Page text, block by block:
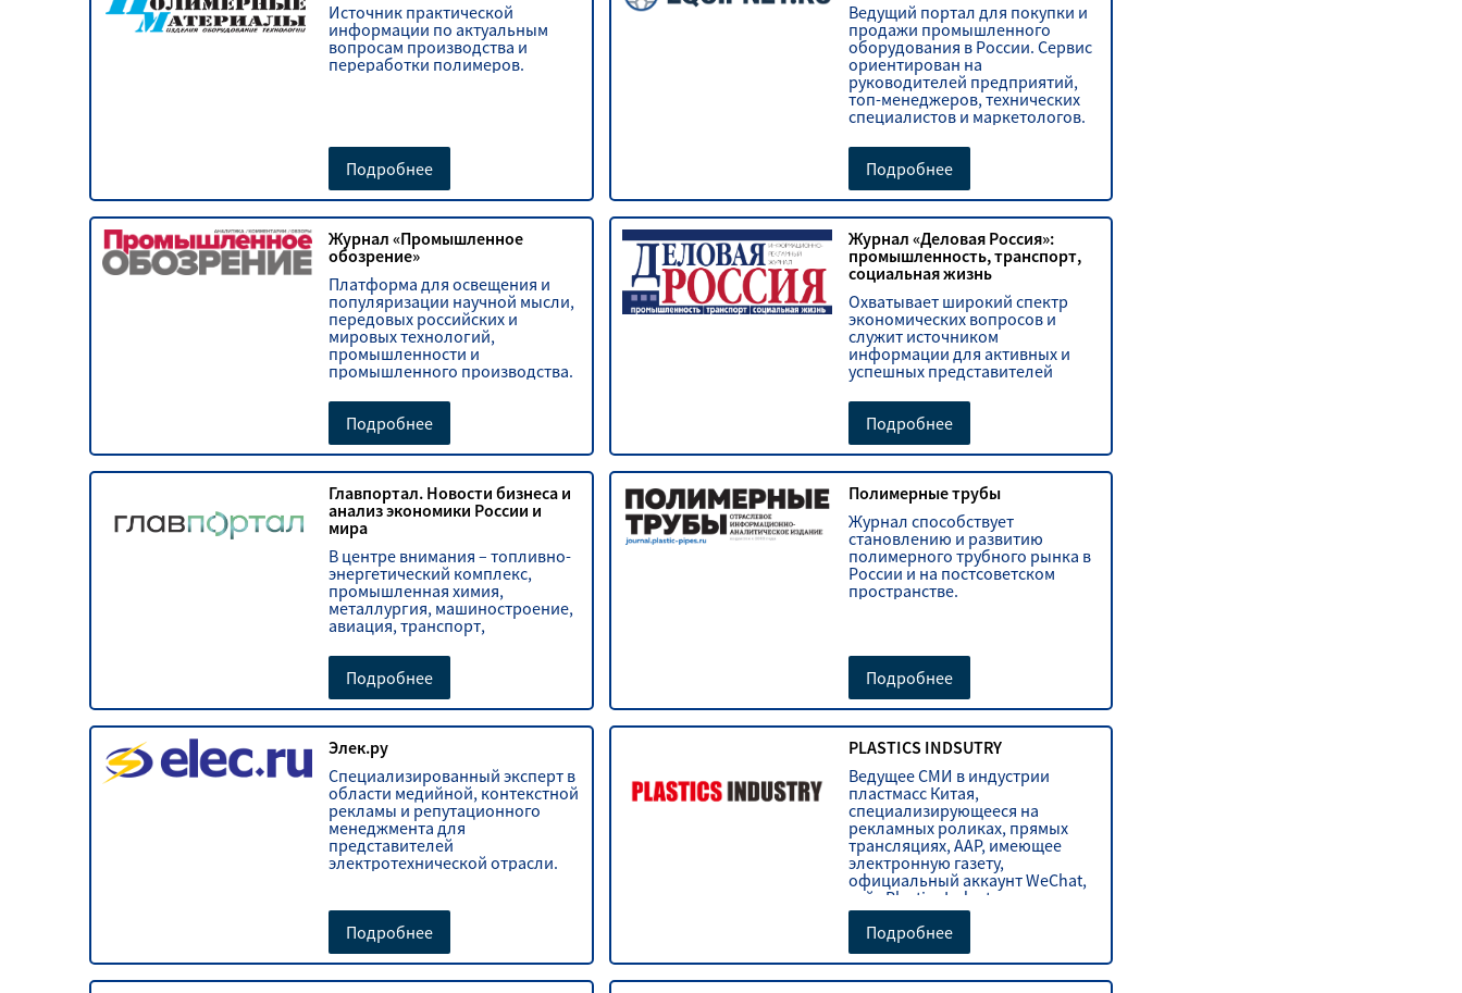
Источник практической
информации по актуальным
вопросам производства и
переработки полимеров.
Подробнее
Ведущий портал для покупки и
продажи промышленного
оборудования в России. Сервис
ориентирован на
руководителей предприятий,
топ-менеджеров, технических
специалистов и маркетологов.
Подробнее
Журнал «Промышленное
обозрение»
Платформа для освещения и
популяризации научной мысли,
передовых российских и
мировых технологий,
промышленности и
промышленного производства.
Подробнее
Журнал «Деловая Россия»:
промышленность, транспорт,
социальная жизнь
Охватывает широкий спектр
экономических вопросов и
служит источником
информации для активных и
успешных представителей
рынка.
Подробнее
Главпортал. Новости бизнеса и
анализ экономики России и
мира
В центре внимания – топливно-
энергетический комплекс,
промышленная химия,
металлургия, машиностроение,
авиация, транспорт,
судостроение, электроника,
финансовые рынки и рынки
инвестиций.
Подробнее
Полимерные трубы
Журнал способствует
становлению и развитию
полимерного трубного рынка в
России и на постсоветском
пространстве.
Подробнее
Элек.ру
Специализированный эксперт в
области медийной, контекстной
рекламы и репутационного
менеджмента для
представителей
электротехнической отрасли.
Подробнее
PLASTICS INDSUTRY
Ведущее СМИ в индустрии
пластмасс Китая,
специализирующееся на
рекламных роликах, прямых
трансляциях, AAP, имеющее
электронную газету,
официальный аккаунт WeChat,
сайт Plastics Industry.
Подробнее